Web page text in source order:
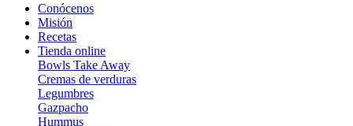
Conócenos
Misión
Recetas
Tienda online
Bowls Take Away
Cremas de verduras
Legumbres
Gazpacho
Hummus